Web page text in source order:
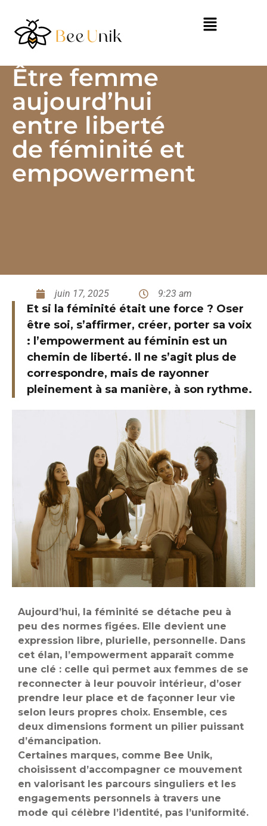
Être femme
aujourd’hui
entre liberté
de féminité et
empowerment
juin 17, 2025 9:23 am
Et si la féminité était une force ? Oser
être soi, s’affirmer, créer, porter sa voix
: l’empowerment au féminin est un
chemin de liberté. Il ne s’agit plus de
correspondre, mais de rayonner
pleinement à sa manière, à son rythme.
Aujourd’hui, la féminité se détache peu à
peu des normes figées. Elle devient une
expression libre, plurielle, personnelle. Dans
cet élan, l’empowerment apparaît comme
une clé : celle qui permet aux femmes de se
reconnecter à leur pouvoir intérieur, d’oser
prendre leur place et de façonner leur vie
selon leurs propres choix. Ensemble, ces
deux dimensions forment un pilier puissant
d’émancipation.
Certaines marques, comme Bee Unik,
choisissent d’accompagner ce mouvement
en valorisant les parcours singuliers et les
engagements personnels à travers une
mode qui célèbre l’identité, pas l’uniformité.